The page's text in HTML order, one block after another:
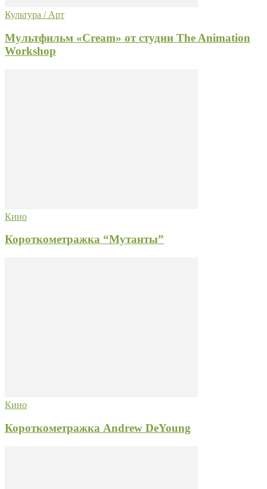
Культура / Арт
Мультфильм «Cream» от студии The Animation
Workshop
Кино
Короткометражка “Мутанты”
Кино
Короткометражка Andrew DeYoung